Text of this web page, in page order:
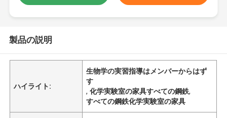
製品の説明
ハイライト:
生物学の実習指導はメンバーからはず
す
,化学実験室の家具すべての鋼鉄,
すべての鋼鉄化学実験室の家具